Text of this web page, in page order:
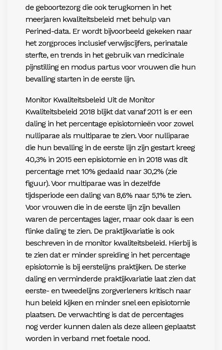
de geboortezorg die ook terugkomen in het
meerjaren kwaliteitsbeleid met behulp van
Perined-data. Er wordt bijvoorbeeld gekeken naar
het zorgproces inclusief verwijscijfers, perinatale
sterfte, en trends in het gebruik van medicinale
pijnstilling en modus partus voor vrouwen die hun
bevalling starten in de eerste lijn.
Monitor Kwaliteitsbeleid Uit de Monitor
Kwaliteitsbeleid 2018 blijkt dat vanaf 2011 is er een
daling in het percentage episiotomieën voor zowel
nulliparae als multiparae te zien. Voor nulliparae
die hun bevalling in de eerste lijn zijn gestart kreeg
40,3% in 2015 een episiotomie en in 2018 was dit
percentage met 10% gedaald naar 30,2% (zie
figuur). Voor multiparae was in dezelfde
tijdsperiode een daling van 8,6% naar 5,1% te zien.
Voor vrouwen die in de eerste lijn zijn bevallen
waren de percentages lager, maar ook daar is een
flinke daling te zien. De praktijkvariatie is ook
beschreven in de monitor kwaliteitsbeleid. Hierbij is
te zien dat er minder spreiding in het percentage
episiotomie is bij eerstelijns praktijken. De sterke
daling en verminderde praktijkvariatie laat zien dat
eerste- en tweedelijns zorgverleners kritisch naar
hun beleid kijken en minder snel een episiotomie
plaatsen. De verwachting is dat de percentages
nog verder kunnen dalen als deze alleen geplaatst
worden in verband met foetale nood.